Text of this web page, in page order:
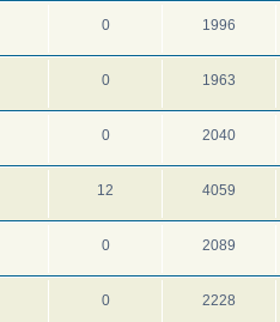
0 1996
0 1963
0 2040
12 4059
0 2089
0 2228